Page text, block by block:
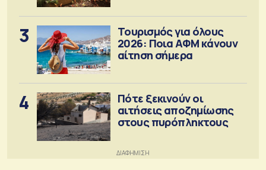
3
Τουρισμός για όλους
2026: Ποια ΑΦΜ κάνουν
αίτηση σήμερα
4
Πότε ξεκινούν οι
αιτήσεις αποζημίωσης
στους πυρόπληκτους